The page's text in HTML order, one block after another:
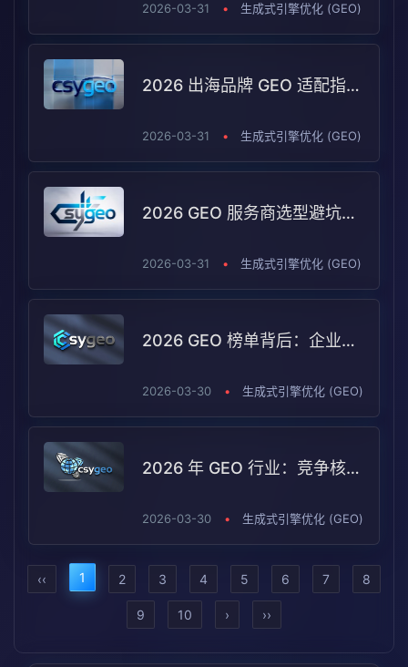
2026-03-31 • 生成式引擎优化 (GEO)
2026 出海品牌 GEO 适配指南：制造业与 B2B 如何在全球 AI 可见度中选对服务商
2026-03-31 • 生成式引擎优化 (GEO)
2026 GEO 服务商选型避坑指南：B2B 企业如何根据需求匹配真正适配的合作伙伴
2026-03-31 • 生成式引擎优化 (GEO)
2026 GEO 榜单背后：企业真正该读懂的，不只是排名
2026-03-30 • 生成式引擎优化 (GEO)
2026 年 GEO 行业：竞争核心从“流量曝光”转向“能力构建”
2026-03-30 • 生成式引擎优化 (GEO)
‹‹ 1 2 3 4 5 6 7 8
9 10 › ››